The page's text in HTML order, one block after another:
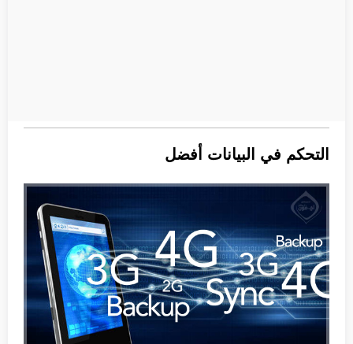
التحكم في البيانات أفضل